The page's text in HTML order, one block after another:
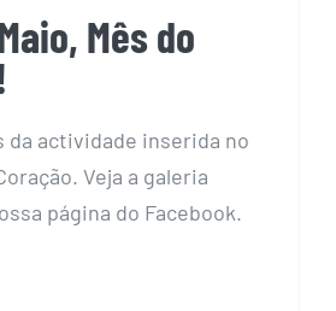
Mês do
actividade inserida no
Veja a galeria
página do Facebook.